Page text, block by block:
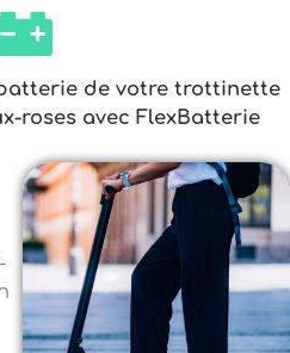
de votre trottinette
roses avec FlexBatterie